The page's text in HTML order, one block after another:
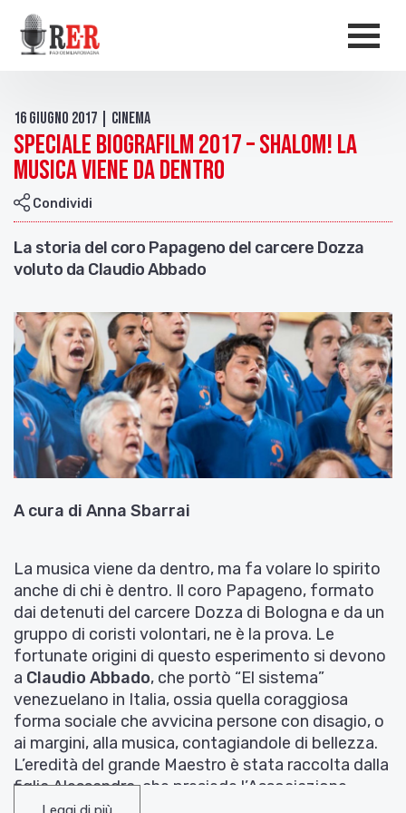
Salta al contenuto principale
16 Giugno 2017 | Cinema
Speciale Biografilm 2017 – Shalom! La
musica viene da dentro
Condividi
La storia del coro Papageno del carcere Dozza
voluto da Claudio Abbado
A cura di Anna Sbarrai
La musica viene da dentro, ma fa volare lo spirito
anche di chi è dentro. Il coro Papageno, formato
dai detenuti del carcere Dozza di Bologna e da un
gruppo di coristi volontari, ne è la prova. Le
fortunate origini di questo esperimento si devono
a Claudio Abbado, che portò “El sistema”
venezuelano in Italia, ossia quella coraggiosa
forma sociale che avvicina persone con disagio, o
ai margini, alla musica, contagiandole di bellezza.
L’eredità del grande Maestro è stata raccolta dalla
figlia Alessandra, che presiede l’Associazione
Mozart14, a cui si deve la promozione delle